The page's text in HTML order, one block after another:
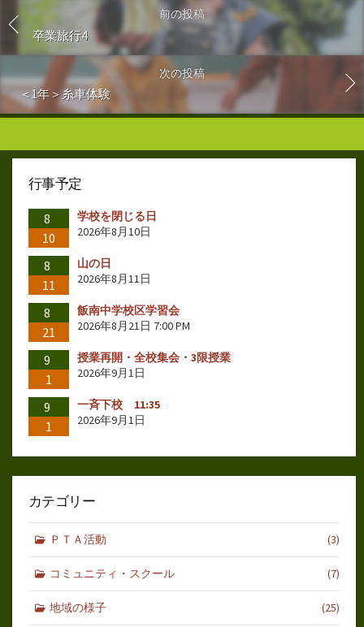
前の投稿
卒業旅行4
次の投稿
＜1年＞糸車体験
行事予定
8
10
学校を閉じる日
2026年8月10日
8
11
山の日
2026年8月11日
8
21
飯南中学校区学習会
2026年8月21日 7:00 PM
9
1
授業再開・全校集会・3限授業
2026年9月1日
9
1
一斉下校 11:35
2026年9月1日
カテゴリー
ＰＴＡ活動 (3)
コミュニティ・スクール (7)
地域の様子 (25)